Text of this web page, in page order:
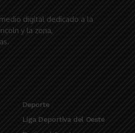
digital dedicado a la
y la zona,
Deporte
Liga Deportiva del Oeste